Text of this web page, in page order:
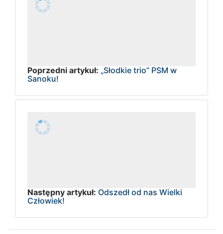
Poprzedni artykuł: „Słodkie trio” PSM w
Sanoku!
Następny artykuł: Odszedł od nas Wielki
Człowiek!